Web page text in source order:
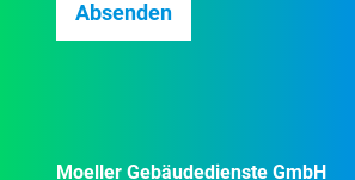
Moeller Gebäudedienste GmbH